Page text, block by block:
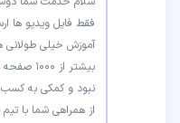
فقط فایل ویدیو ها
آموزش خیلی طولانی
بیشتر